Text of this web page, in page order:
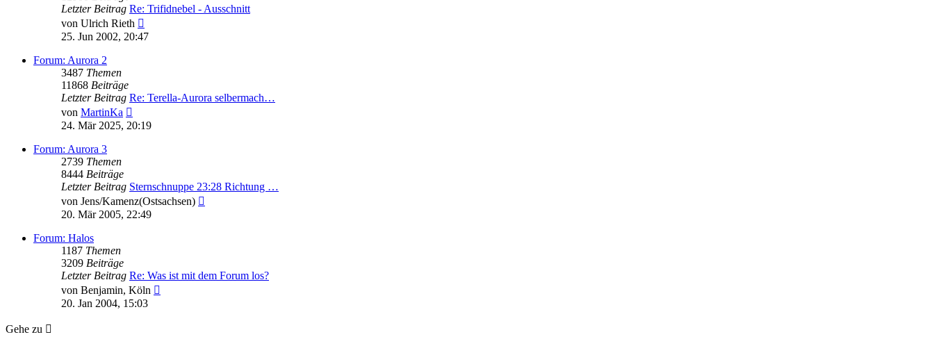
Letzter Beitrag Re: Trifidnebel - Ausschnitt
von Ulrich Rieth
Beitrag
25. Jun 2002, 20:47
Forum: Aurora 2
3487 Themen
11868 Beiträge
Letzter Beitrag Re: Terella-Aurora selbermach…
von MartinKa
Beitrag
24. Mär 2025, 20:19
Forum: Aurora 3
2739 Themen
8444 Beiträge
Letzter Beitrag Sternschnuppe 23:28 Richtung …
von Jens/Kamenz(Ostsachsen)
20. Mär 2005, 22:49
Forum: Halos
1187 Themen
3209 Beiträge
Letzter Beitrag Re: Was ist mit dem Forum los?
von Benjamin, Köln
20. Jan 2004, 15:03
Gehe zu